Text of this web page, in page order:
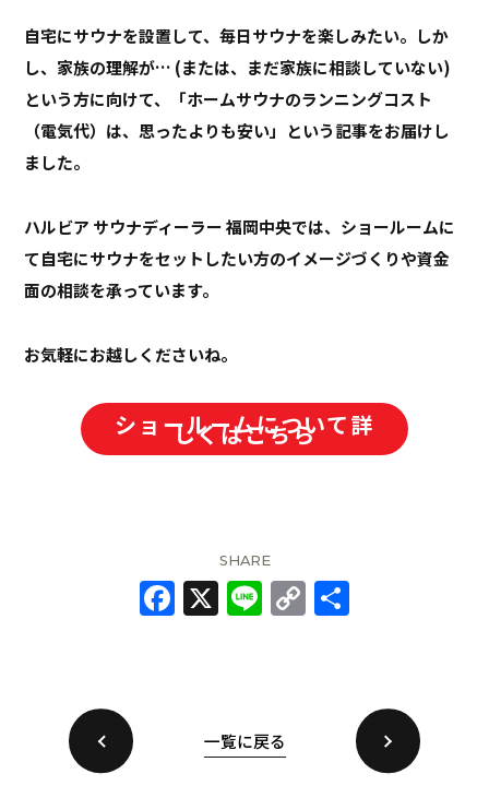
自宅にサウナを設置して、毎日サウナを楽しみたい。しか
し、家族の理解が… (または、まだ家族に相談していない)
という方に向けて、「ホームサウナのランニングコスト
（電気代）は、思ったよりも安い」という記事をお届けし
ました。
ハルビア サウナディーラー 福岡中央では、ショールームに
て自宅にサウナをセットしたい方のイメージづくりや資金
面の相談を承っています。
お気軽にお越しくださいね。
ショールームについて詳
しくはこちら
SHARE
F X Li C
一覧に戻る